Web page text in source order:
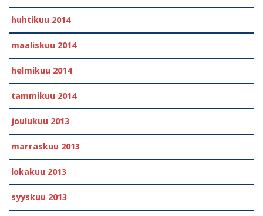
huhtikuu 2014
maaliskuu 2014
helmikuu 2014
tammikuu 2014
joulukuu 2013
marraskuu 2013
lokakuu 2013
syyskuu 2013